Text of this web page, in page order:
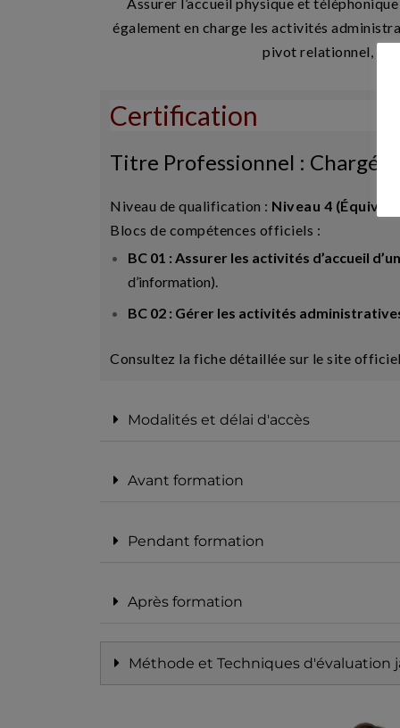
également en charge les activités
pivot relationnel,
Certification
Titre Professionnel : Chargé
Niveau de qualification : Niveau 4
Blocs de compétences officiels :
BC 01 : Assurer les activités d’accueil
d’information).
BC 02 : Gérer les activités
Consultez la fiche détaillée sur le site
Modalités et délai d'accès
Avant formation
Pendant formation
Après formation
Méthode et Techniques